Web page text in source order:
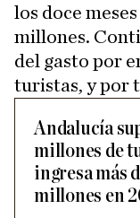
los doce
millones.
del gasto por
turistas, y por
Andalucía
millones de
ingresa más
millones en